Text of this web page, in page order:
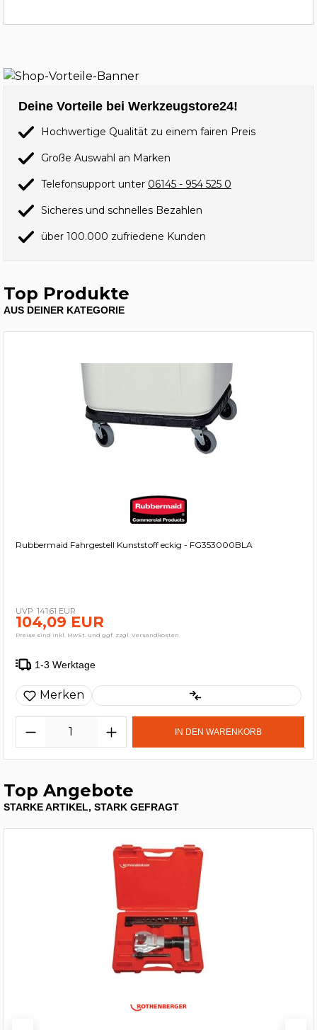
Deine Vorteile bei Werkzeugstore24!
Hochwertige Qualität zu einem fairen Preis
Große Auswahl an Marken
Telefonsupport unter 06145 - 954 525 0
Sicheres und schnelles Bezahlen
über 100.000 zufriedene Kunden
Top Produkte
AUS DEINER KATEGORIE
Rubbermaid Fahrgestell Kunststoff eckig - FG353000BLA
141,61 EUR
104,09 EUR
Preise sind inkl. MwSt. und ggf. zzgl. Versandkosten
1-3 Werktage
Merken
IN DEN WARENKORB
Top Angebote
STARKE ARTIKEL, STARK GEFRAGT